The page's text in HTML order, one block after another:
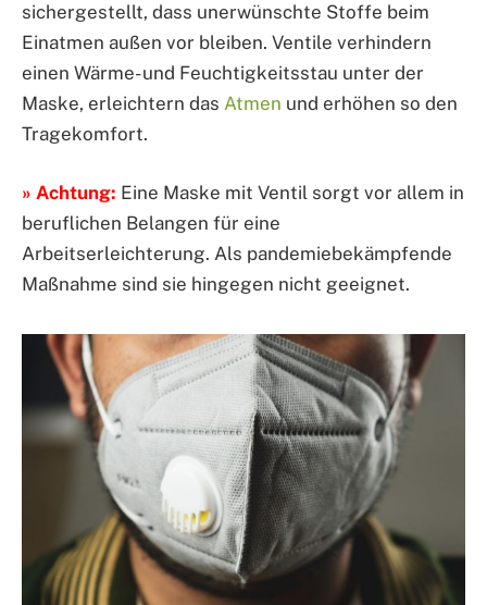
sichergestellt, dass unerwünschte Stoffe beim
Einatmen außen vor bleiben. Ventile verhindern
einen Wärme- und Feuchtigkeitsstau unter der
Maske, erleichtern das Atmen und erhöhen so den
Tragekomfort.
» Achtung: Eine Maske mit Ventil sorgt vor allem in
beruflichen Belangen für eine
Arbeitserleichterung. Als pandemiebekämpfende
Maßnahme sind sie hingegen nicht geeignet.